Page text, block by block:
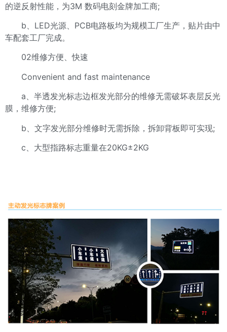
的逆反射性能，为3M 数码电刻金牌加工商;
b、LED光源、PCB电路板均为规模工厂生产，贴片由中
车配套工厂完成。
02维修方便、快速
Convenient and fast maintenance
a、半透发光标志边框发光部分的维修无需破坏表层反光
膜，维修方便;
b、文字发光部分维修时无需拆除，拆卸背板即可实现;
c、大型指路标志重量在20KG±2KG